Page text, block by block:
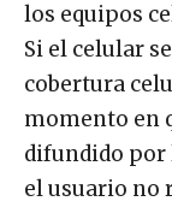
los equipos
Si el celular
cobertura
momento en
difundido por
el usuario no